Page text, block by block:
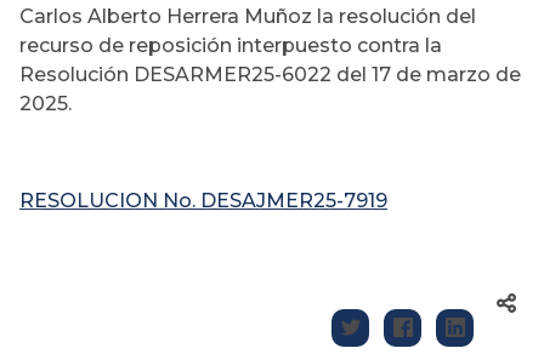
Carlos Alberto Herrera Muñoz la resolución del
recurso de reposición interpuesto contra la
Resolución DESARMER25-6022 del 17 de marzo de
2025.
RESOLUCION No. DESAJMER25-7919